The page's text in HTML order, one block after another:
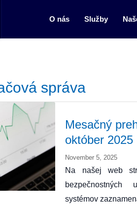
O nás Služby
správa
Mesačný
október 2025
November 5, 2025
Na našej web
bezpečnostných
systémov